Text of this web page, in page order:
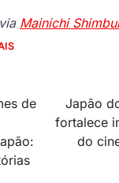
Mainichi
de
Japão
fortalece
do